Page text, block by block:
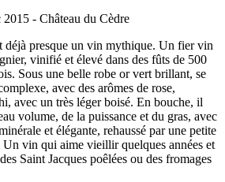
déjà presque un vin mythique. Un fier vin
vinifié et élevé dans des fûts de 500
Sous une belle robe or vert brillant, se
avec des arômes de rose,
avec un très léger boisé. En bouche, il
volume, de la puissance et du gras, avec
et élégante, rehaussé par une petite
vin qui aime vieillir quelques années et
Saint Jacques poêlées ou des fromages